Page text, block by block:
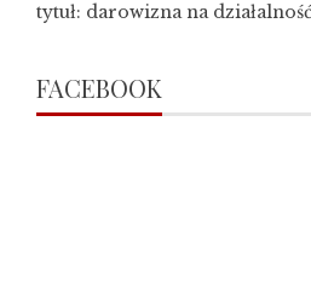
tytuł: darowizna na
FACEBOOK